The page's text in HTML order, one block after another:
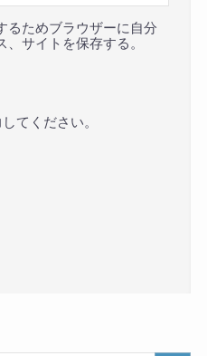
るためブラウザーに自分
サイトを保存する。
てください。